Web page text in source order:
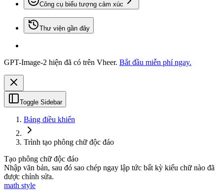
Công cụ biểu tượng cảm xúc
Thư viện gần đây
GPT-Image-2 hiện đã có trên Vheer. Bắt đầu miễn phí ngay.
Toggle Sidebar
Bảng điều khiển
Trình tạo phông chữ độc đáo
Tạo phông chữ độc đáo
Nhập văn bản, sau đó sao chép ngay lập tức bất kỳ kiểu chữ nào đã
được chỉnh sửa.
math style